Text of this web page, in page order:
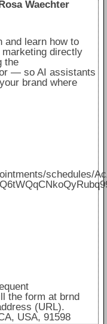
Rosa Waechter
and learn how to
directly
the
— so AI assistants
brand where
schedules/
the form at brnd
(URL).
USA, 91598